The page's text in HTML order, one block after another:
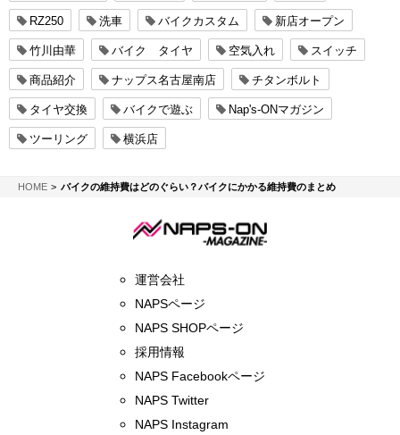
RZ250 洗車 バイクカスタム 新店オープン
竹川由華 バイク タイヤ 空気入れ スイッチ
商品紹介 ナップス名古屋南店 チタンボルト
タイヤ交換 バイクで遊ぶ Nap's-ONマガジン
ツーリング 横浜店
HOMENAPS-ON マガジン
バイクの維持費はどのぐらい？バイクにかかる維持費のまとめ
運営会社
NAPSページ
NAPS SHOPページ
採用情報
NAPS Facebookページ
NAPS Twitter
NAPS Instagram